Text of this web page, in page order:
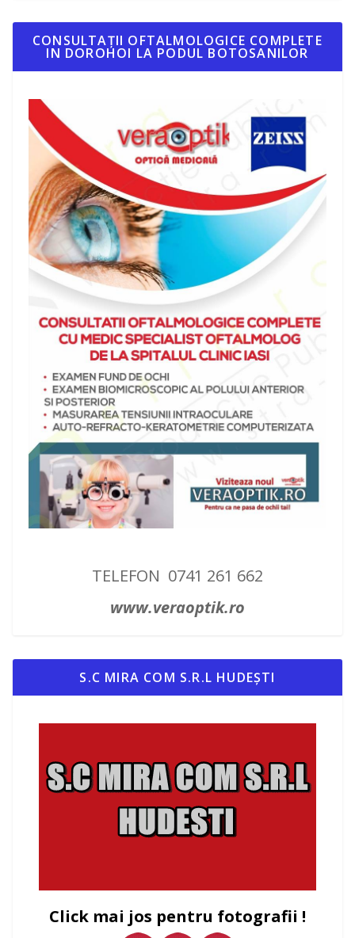
CONSULTAȚII OFTALMOLOGICE COMPLETE
IN DOROHOI LA PODUL BOTOSANILOR
TELEFON 0741 261 662
www.veraoptik.ro
S.C MIRA COM S.R.L HUDEȘTI
Click mai jos pentru fotografii !